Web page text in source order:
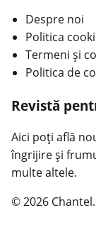
Despre noi
Politica
Termeni și
Politica de
Revistă
Aici poți află
îngrijire și
multe altele.
© 2026